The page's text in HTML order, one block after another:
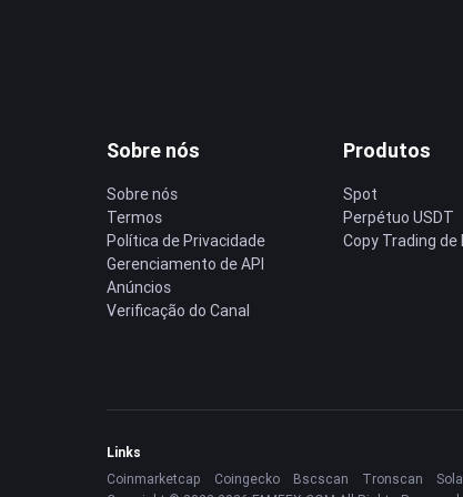
Sobre nós
Sobre nós
Termos
Política de Privacidade
Gerenciamento de API
Anúncios
Verificação do Canal
Produtos
Spot
Perpétuo USDT
Copy Trading de
Links
Coinmarketcap
Coingecko Bscscan Tronscan